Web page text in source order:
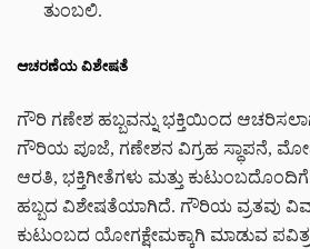
ತುಂಬಲಿ.
ಆಚರಣೆಯ ವಿಶೇಷತೆ
ಗೌರಿ ಗಣೇಶ ಹಬ್ಬವನ್ನು ಭಕ್ತಿಯಿಂದ
ಗೌರಿಯ ಪೂಜೆ, ಗಣೇಶನ ವಿಗ್ರಹ ಸ್ಥಾಪನೆ,
ಆರತಿ, ಭಕ್ತಿಗೀತೆಗಳು ಮತ್ತು
ಹಬ್ಬದ ವಿಶೇಷತೆಯಾಗಿದೆ. ಗೌರಿಯ ವ್ರತವು
ಕುಟುಂಬದ ಯೋಗಕ್ಷೇಮಕ್ಕಾಗಿ ಮಾಡುವ